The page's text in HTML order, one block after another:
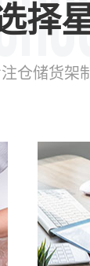
择
仓储货